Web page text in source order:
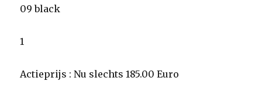
09 black
1
Actieprijs : Nu slechts 185.00 Euro